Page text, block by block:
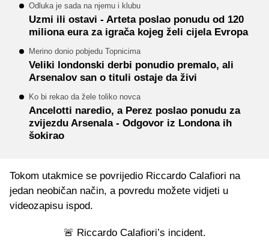
Odluka je sada na njemu i klubu
Uzmi ili ostavi - Arteta poslao ponudu od 120
miliona eura za igrača kojeg želi cijela Evropa
Merino donio pobjedu Topnicima
Veliki londonski derbi ponudio premalo, ali
Arsenalov san o tituli ostaje da živi
Ko bi rekao da žele toliko novca
Ancelotti naredio, a Perez poslao ponudu za
zvijezdu Arsenala - Odgovor iz Londona ih
šokirao
Tokom utakmice se povrijedio Riccardo Calafiori na
jedan neobičan način, a povredu možete vidjeti u
videozapisu ispod.
🚨 Riccardo Calafiori’s incident.